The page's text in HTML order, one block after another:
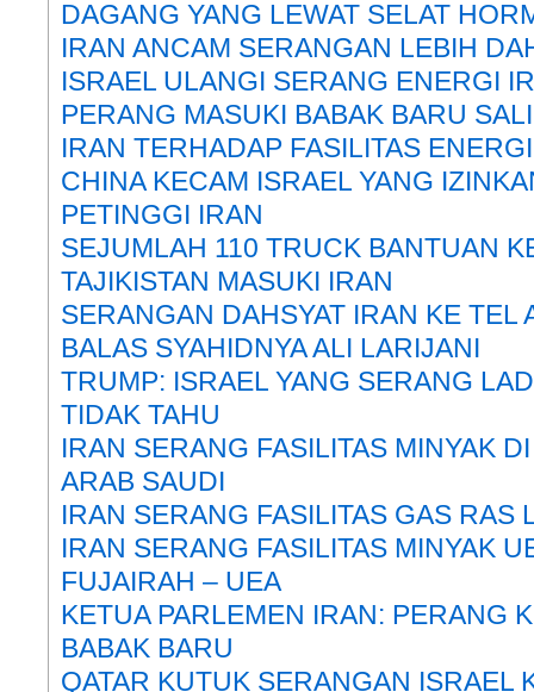
DAGANG YANG LEWAT SELAT
IRAN ANCAM SERANGAN LEBIH
ISRAEL ULANGI SERANG ENERGI
PERANG MASUKI BABAK BARU
IRAN TERHADAP FASILITAS ENERGI
CHINA KECAM ISRAEL YANG
PETINGGI IRAN
SEJUMLAH 110 TRUCK BANTUAN
TAJIKISTAN MASUKI IRAN
SERANGAN DAHSYAT IRAN KE TEL
BALAS SYAHIDNYA ALI LARIJANI
TRUMP: ISRAEL YANG SERANG
TIDAK TAHU
IRAN SERANG FASILITAS MINYAK
ARAB SAUDI
IRAN SERANG FASILITAS GAS RAS
IRAN SERANG FASILITAS MINYAK
FUJAIRAH – UEA
KETUA PARLEMEN IRAN: PERANG
BABAK BARU
QATAR KUTUK SERANGAN ISRAEL